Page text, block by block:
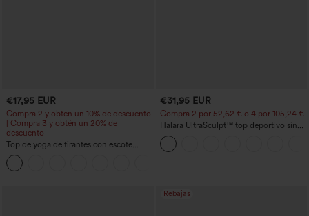
€17,95 EUR
Compra 2 y obtén un 10% de descuento
| Compra 3 y obtén un 20% de
descuento
Top de yoga de tirantes con escote
redondo, fruncido y tacto fresco -
UPF50+
€31,95 EUR
Compra 2 por 52,62 € o 4 por 105,24 €.
Halara UltraSculpt™ top deportivo sin
mangas con escote redondo y bajo
curvo
Rebajas